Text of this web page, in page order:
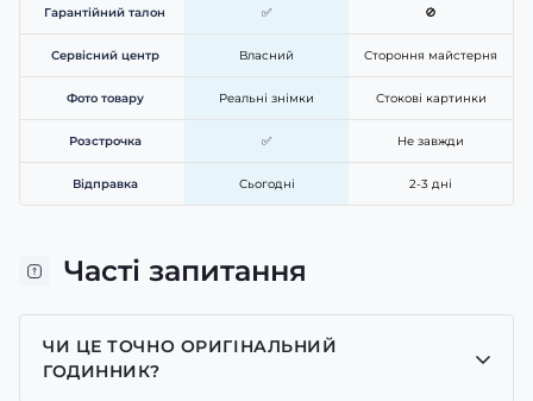
Гарантійний талон ✅ 🚫
Сервісний центр Власний Стороння майстерня
Фото товару Реальні знімки Стокові картинки
Розстрочка ✅ Не завжди
Відправка Сьогодні 2-3 дні
Часті запитання
ЧИ ЦЕ ТОЧНО ОРИГІНАЛЬНИЙ
ГОДИННИК?